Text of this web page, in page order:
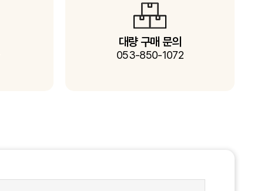
대량 구매 문의
053-850-1072